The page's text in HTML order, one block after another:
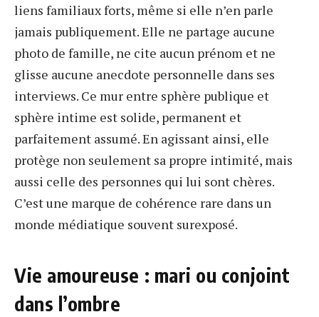
liens familiaux forts, même si elle n’en parle
jamais publiquement. Elle ne partage aucune
photo de famille, ne cite aucun prénom et ne
glisse aucune anecdote personnelle dans ses
interviews. Ce mur entre sphère publique et
sphère intime est solide, permanent et
parfaitement assumé. En agissant ainsi, elle
protège non seulement sa propre intimité, mais
aussi celle des personnes qui lui sont chères.
C’est une marque de cohérence rare dans un
monde médiatique souvent surexposé.
Vie amoureuse : mari ou conjoint
dans l’ombre